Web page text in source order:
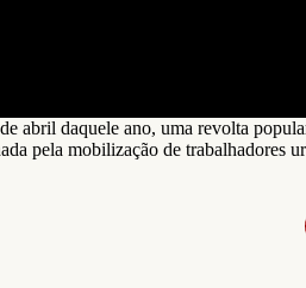
abril daquele ano, uma revolta
pela mobilização de trabalhadores